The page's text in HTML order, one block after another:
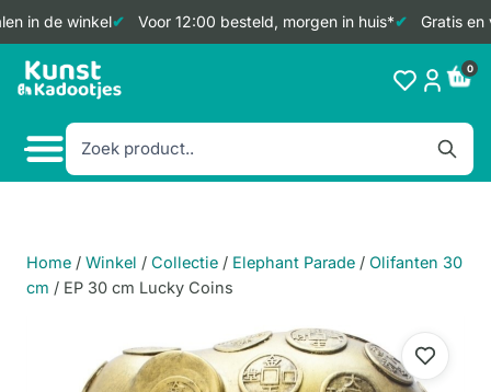
in de winkel Voor 12:00 besteld, morgen in huis* Gratis en
Doorgaan
naar
0
Home / Winkel / Collectie / Elephant Parade / Olifanten 30
cm / EP 30 cm Lucky Coins